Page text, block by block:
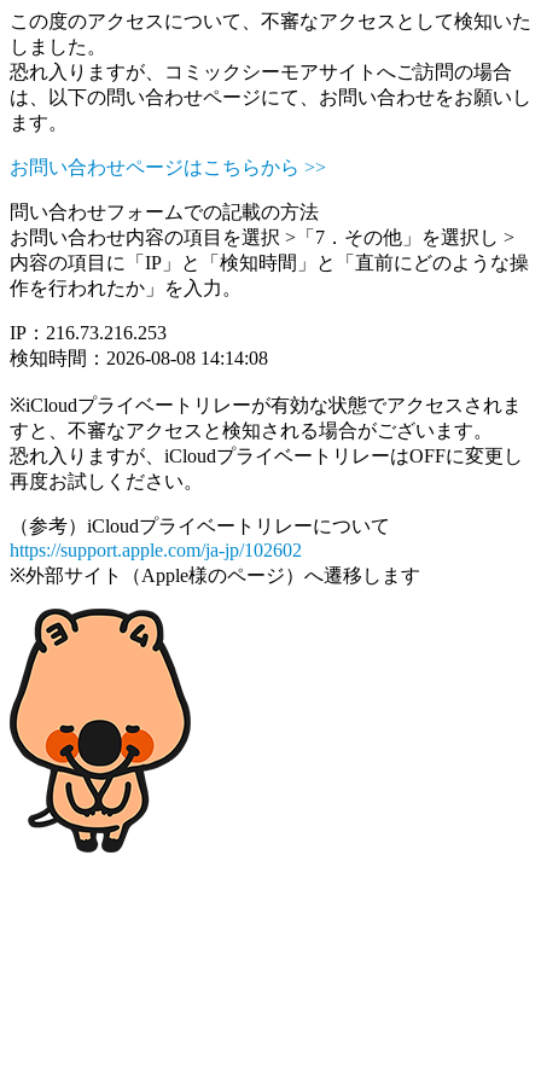
この度のアクセスについて、不審なアクセスとして検知いた
しました。
恐れ入りますが、コミックシーモアサイトへご訪問の場合
は、以下の問い合わせページにて、お問い合わせをお願いし
ます。
お問い合わせページはこちらから >>
問い合わせフォームでの記載の方法
お問い合わせ内容の項目を選択 >「7．その他」を選択し >
内容の項目に「IP」と「検知時間」と「直前にどのような操
作を行われたか」を入力。
IP：216.73.216.253
検知時間：2026-08-08 14:14:08
※iCloudプライベートリレーが有効な状態でアクセスされま
すと、不審なアクセスと検知される場合がございます。
恐れ入りますが、iCloudプライベートリレーはOFFに変更し
再度お試しください。
（参考）iCloudプライベートリレーについて
https://support.apple.com/ja-jp/102602
※外部サイト（Apple様のページ）へ遷移します